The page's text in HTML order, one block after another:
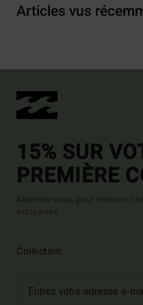
Articles vus
15% SUR
PREMIÈRE
Abonnez-vous pour recevoir
exclusives.
Collection